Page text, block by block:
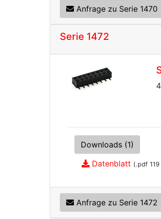
Anfrage zu Serie 1470
Serie 1472
Downloads (1)
Datenblatt (.pdf 119
Anfrage zu Serie 1472